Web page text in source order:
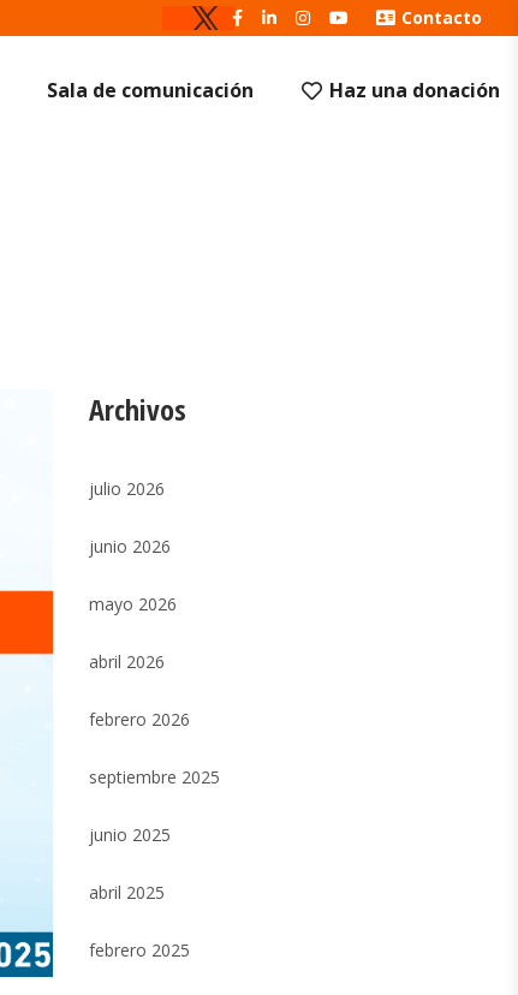
Contacto
Sala de comunicación Haz una donación
Archivos
julio 2026
junio 2026
mayo 2026
abril 2026
febrero 2026
septiembre 2025
junio 2025
abril 2025
febrero 2025